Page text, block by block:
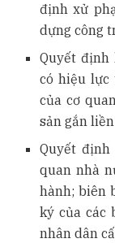
định xử
dựng công
Quyết định
có hiệu lực
của cơ
sản gắn
Quyết
quan nhà
hành; biên
ký của các
nhân dân